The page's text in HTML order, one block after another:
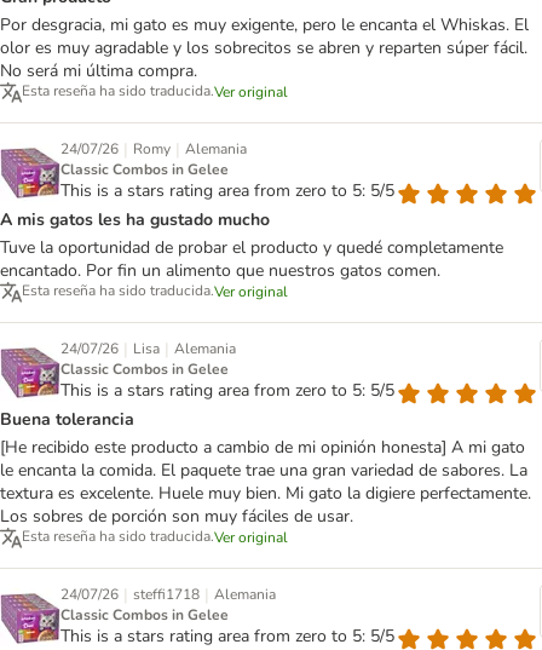
Por desgracia, mi gato es muy exigente, pero le encanta el Whiskas. El
olor es muy agradable y los sobrecitos se abren y reparten súper fácil.
No será mi última compra.
Esta reseña ha sido traducida.Ver original
24/07/26 | Romy | Alemania
Classic Combos in Gelee
This is a stars rating area from zero to 5: 5/5
A mis gatos les ha gustado mucho
Tuve la oportunidad de probar el producto y quedé completamente
encantado. Por fin un alimento que nuestros gatos comen.
Esta reseña ha sido traducida.Ver original
24/07/26 | Lisa | Alemania
Classic Combos in Gelee
This is a stars rating area from zero to 5: 5/5
Buena tolerancia
[He recibido este producto a cambio de mi opinión honesta] A mi gato
le encanta la comida. El paquete trae una gran variedad de sabores. La
textura es excelente. Huele muy bien. Mi gato la digiere perfectamente.
Los sobres de porción son muy fáciles de usar.
Esta reseña ha sido traducida.Ver original
24/07/26 | steffi1718 | Alemania
Classic Combos in Gelee
This is a stars rating area from zero to 5: 5/5